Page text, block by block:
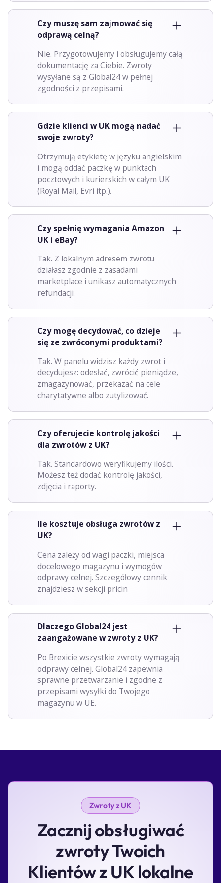
Czy muszę sam zajmować się
odprawą celną?
Nie. Przygotowujemy i obsługujemy całą
dokumentację za Ciebie. Zwroty
wysyłane są z Global24 w pełnej
zgodności z przepisami.
Gdzie klienci w UK mogą nadać
swoje zwroty?
Otrzymują etykietę w języku angielskim
i mogą oddać paczkę w punktach
pocztowych i kurierskich w całym UK
(Royal Mail, Evri itp.).
Czy spełnię wymagania Amazon
UK i eBay?
Tak. Z lokalnym adresem zwrotu
działasz zgodnie z zasadami
marketplace i unikasz automatycznych
refundacji.
Czy mogę decydować, co dzieje
się ze zwróconymi produktami?
Tak. W panelu widzisz każdy zwrot i
decydujesz: odesłać, zwrócić pieniądze,
zmagazynować, przekazać na cele
charytatywne albo zutylizować.
Czy oferujecie kontrolę jakości
dla zwrotów z UK?
Tak. Standardowo weryfikujemy ilości.
Możesz też dodać kontrolę jakości,
zdjęcia i raporty.
Ile kosztuje obsługa zwrotów z
UK?
Cena zależy od wagi paczki, miejsca
docelowego magazynu i wymogów
odprawy celnej. Szczegółowy cennik
znajdziesz w sekcji pricin
Dlaczego Global24 jest
zaangażowane w zwroty z UK?
Po Brexicie wszystkie zwroty wymagają
odprawy celnej. Global24 zapewnia
sprawne przetwarzanie i zgodne z
przepisami wysyłki do Twojego
magazynu w UE.
Zwroty z UK
Zacznij obsługiwać
zwroty Twoich
Klientów z UK lokalne